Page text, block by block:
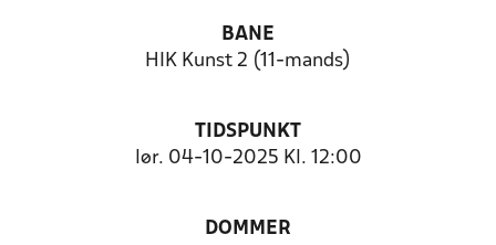
BANE
HIK Kunst 2 (11-mands)
TIDSPUNKT
lør. 04-10-2025 Kl. 12:00
DOMMER